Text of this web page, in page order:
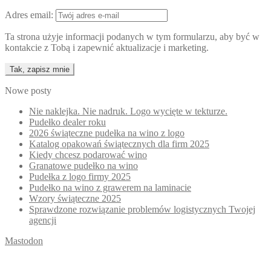
Adres email:
Ta strona użyje informacji podanych w tym formularzu, aby być w
kontakcie z Tobą i zapewnić aktualizacje i marketing.
Nowe posty
Nie naklejka. Nie nadruk. Logo wycięte w tekturze.
Pudełko dealer roku
2026 świąteczne pudełka na wino z logo
Katalog opakowań świątecznych dla firm 2025
Kiedy chcesz podarować wino
Granatowe pudełko na wino
Pudełka z logo firmy 2025
Pudełko na wino z grawerem na laminacie
Wzory świąteczne 2025
Sprawdzone rozwiązanie problemów logistycznych Twojej
agencji
Mastodon